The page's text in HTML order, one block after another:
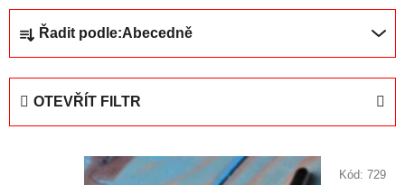
n
Řadit podle:Abecedně
OTEVŘÍT FILTR
Kód: 729